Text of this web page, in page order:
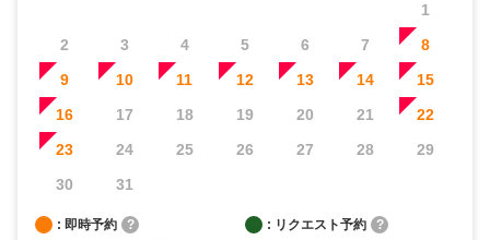
1
2
3 4 5 6 7
8
9
10 11 12 13 14
15
16
17 18 19 20 21
22
23
24 25 26 27 28
29
30
31
: 即時予約 ? : リクエスト予約
?